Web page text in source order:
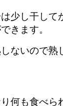
は少し干し
きます。
ないので熟
何も食べら